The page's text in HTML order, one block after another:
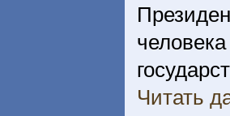
Читать